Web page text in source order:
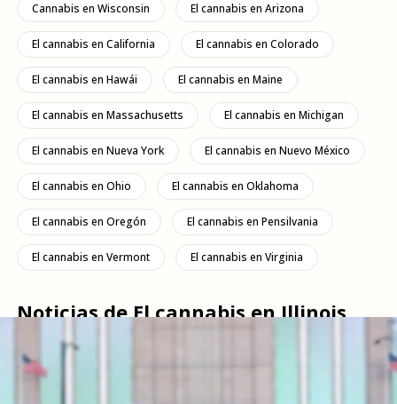
Cannabis en Wisconsin El cannabis en Arizona
El cannabis en California El cannabis en Colorado
El cannabis en Hawái El cannabis en Maine
El cannabis en Massachusetts El cannabis en Michigan
El cannabis en Nueva York El cannabis en Nuevo México
El cannabis en Ohio El cannabis en Oklahoma
El cannabis en Oregón El cannabis en Pensilvania
El cannabis en Vermont El cannabis en Virginia
Noticias de El cannabis en Illinois